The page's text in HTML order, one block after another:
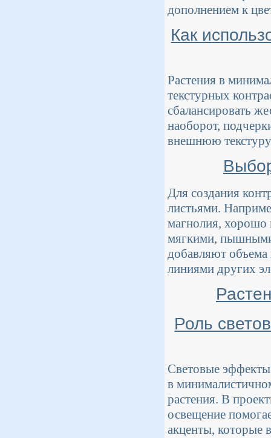
дополнением к
Как
Растения в
текстурных
сбалансировать
наоборот,
внешнюю текстуру
Для создания
листьями.
магнолия, хорошо
мягкими, пышными
добавляют
линиями других
Роль
Световые эффекты
в
растения. В
освещение
акценты, которые